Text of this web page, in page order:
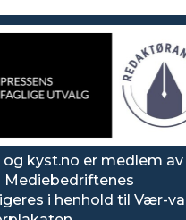
kyst.no er medlem
i henhold til Vær-